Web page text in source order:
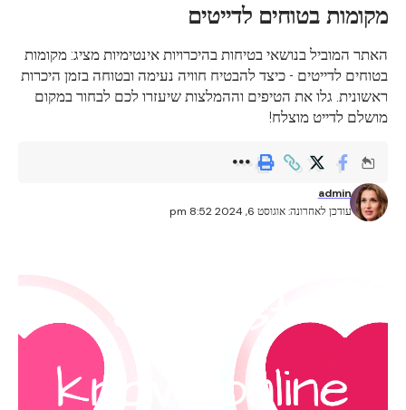
מקומות בטוחים לדייטים
האתר המוביל בנושאי בטיחות בהיכרויות אינטימיות מציג: מקומות
בטוחים לדייטים - כיצד להבטיח חוויה נעימה ובטוחה בזמן היכרות
ראשונית. גלו את הטיפים וההמלצות שיעזרו לכם לבחור במקום
מושלם לדייט מוצלח!
עודכן לאחרונה: אוגוסט 6, 2024 8:52 pm
admin